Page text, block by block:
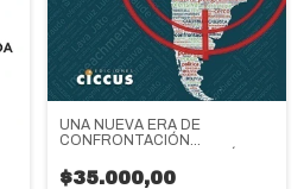
UNA NUEVA ERA DE
CONFRONTACIÓN
LATINA
$35.000,00